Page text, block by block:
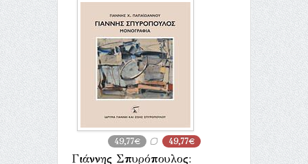
49,77€ 49,77€
Γιάννης Σπυρόπουλος: